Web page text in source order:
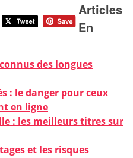
Articles
En
des longues
: le danger pour ceux
en ligne
: les meilleurs titres sur
et les risques